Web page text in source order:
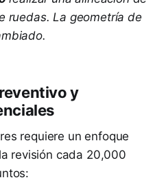
ruedas. La geometría de
y
requiere un enfoque
revisión cada 20,000